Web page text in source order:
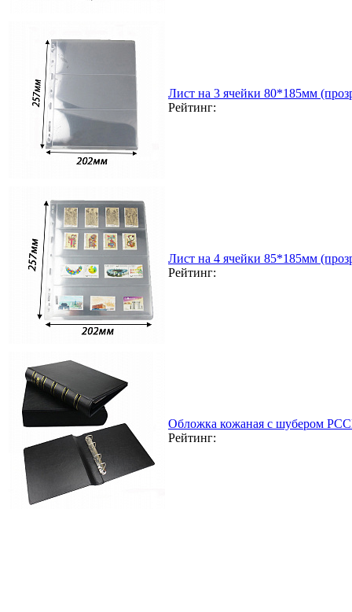
Лист на 3 ячейки 80*185мм
Рейтинг:
Лист на 4 ячейки 85*185мм
Рейтинг:
Обложка кожаная с шубером
Рейтинг: